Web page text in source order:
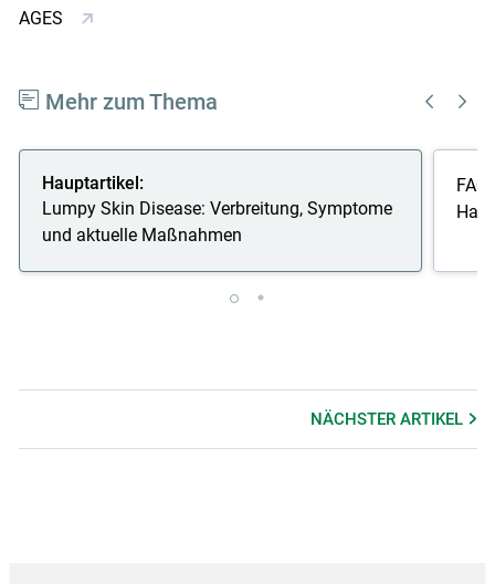
AGES
Mehr zum Thema
Hauptartikel:
Lumpy Skin Disease: Verbreitung, Symptome
und aktuelle Maßnahmen
NÄCHSTERARTIKEL